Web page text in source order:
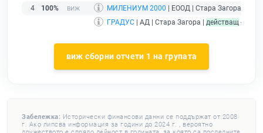
4
100% МИЛЕНИУМ 2000 | ЕООД | Стара Загора |
ГРАДУС | АД | Стара Загора | действащ -
виж сборни отчети 1 на групата
Забележка: Исторически финансови данни се поддържат от 2008
г. Ако липсва информация за години до 2024 г. , вероятно